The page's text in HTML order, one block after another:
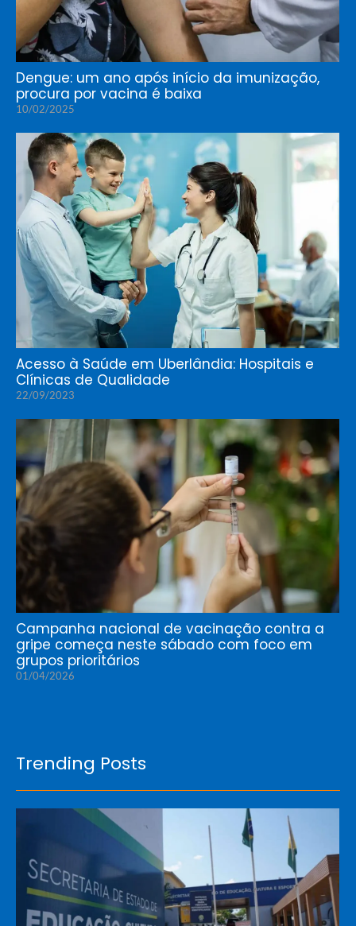
Dengue: um ano após início da imunização,
procura por vacina é baixa
10/02/2025
Acesso à Saúde em Uberlândia: Hospitais e
Clínicas de Qualidade
22/09/2023
Campanha nacional de vacinação contra a
gripe começa neste sábado com foco em
grupos prioritários
01/04/2026
Trending Posts